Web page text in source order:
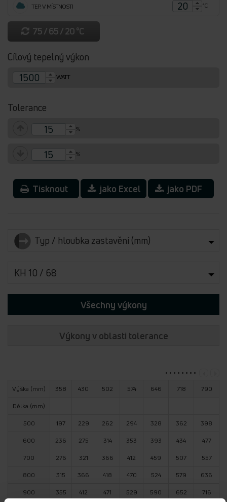
°C
TEP. V MÍSTNOSTI
75 / 65 / 20 °C
Cílový tepelný výkon
WATT
Tolerance
%
%
Tisknout jako Excel jako PDF
Typ / hloubka zastavění (mm)
KH 10 / 68
Všechny výkony
Výkony v oblasti tolerance
Výška (mm) 358 430 502 574 646 718
790
Délka (mm)
500
197 229 262 294 328 362
398
600
236 275 314 353 393 434
477
700
276 321 366 412 459 507
557
800
315 366 418 470 524 579
636
900
355 412 471 529 590 652 716